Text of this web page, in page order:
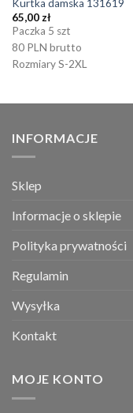
Kurtka damska 131619
65,00 zł
Paczka 5 szt
80 PLN brutto
Rozmiary S-2XL
INFORMACJE
Sklep
Informacje o sklepie
Polityka prywatności
Regulamin
Wysyłka
Kontakt
MOJE KONTO